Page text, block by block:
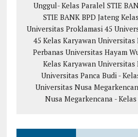
Unggul- Kelas Paralel STIE
STIE BANK BPD Jateng
Universitas Proklamasi 45
45 Kelas Karyawan Universitas
Perbanas Universitas Hayam
Kelas Karyawan Universitas
Universitas Panca Budi -
Universitas Nusa
Nusa Megarkencana -